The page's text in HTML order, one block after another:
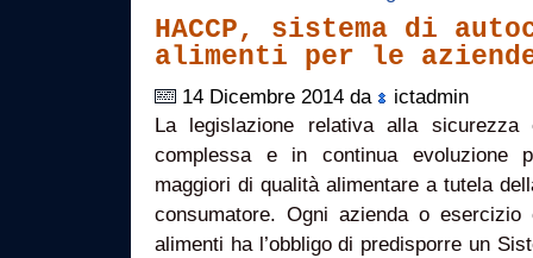
HACCP, sistema di
alimenti per le
14 Dicembre 2014 da
ictadmin
La legislazione relativa alla sicurezza
complessa e in continua evoluzione
maggiori di qualità alimentare a tutela
consumatore. Ogni azienda o
alimenti ha l’obbligo di predisporre un